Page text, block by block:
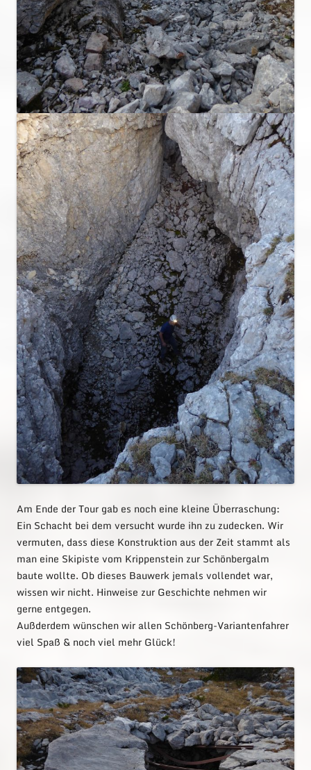
Am Ende der Tour gab es noch eine kleine Überraschung:
Ein Schacht bei dem versucht wurde ihn zu zudecken. Wir
vermuten, dass diese Konstruktion aus der Zeit stammt als
man eine Skipiste vom Krippenstein zur Schönbergalm
baute wollte. Ob dieses Bauwerk jemals vollendet war,
wissen wir nicht. Hinweise zur Geschichte nehmen wir
gerne entgegen.
Außderdem wünschen wir allen Schönberg-Variantenfahrer
viel Spaß & noch viel mehr Glück!